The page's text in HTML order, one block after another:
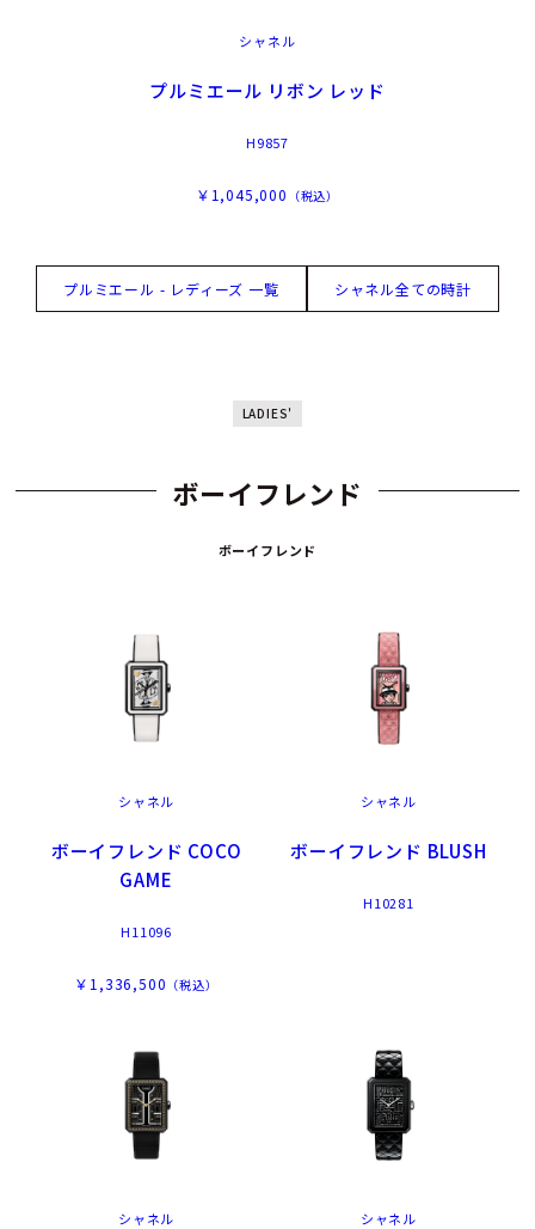
シャネル
プルミエール リボン レッド
H9857
￥1,045,000 （税込）
プルミエール - レディーズ 一覧 シャネル全ての時計
LADIES'
ボーイフレンド
ボーイフレンド
シャネル
ボーイフレンド COCO
GAME
H11096
￥1,336,500 （税込）
シャネル
ボーイフレンド BLUSH
H10281
シャネル シャネル